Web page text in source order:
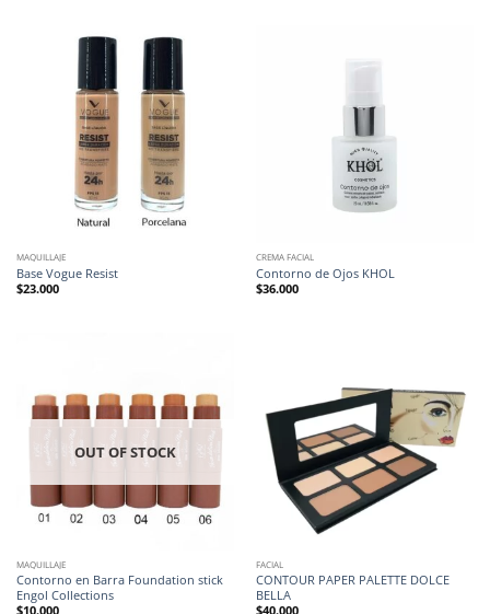
MAQUILLAJE
Base Vogue Resist
$23.000
CREMA FACIAL
Contorno de Ojos KHOL
$36.000
OUT OF STOCK
MAQUILLAJE
Contorno en Barra Foundation stick
Engol Collections
$10.000
FACIAL
CONTOUR PAPER PALETTE DOLCE
BELLA
$40.000